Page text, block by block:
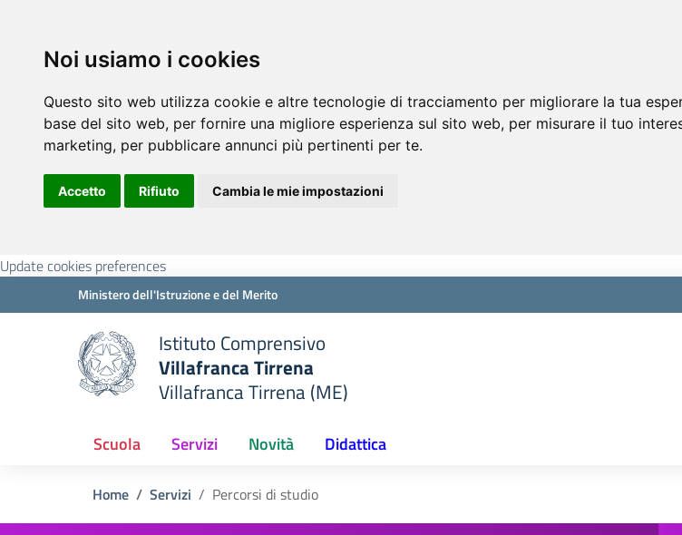
Noi usiamo i cookies
Questo sito web utilizza cookie e altre tecnologie di tracciamento per migliorare la tua
base del sito web, per fornire una migliore esperienza sul sito web, per misurare il tuo
marketing, per pubblicare annunci più pertinenti per te.
Accetto Rifiuto Cambia le mie impostazioni
Update cookies preferences
Ministero dell'Istruzione e del Merito
Istituto Comprensivo
Villafranca Tirrena
Villafranca Tirrena (ME)
Scuola Servizi Novità Didattica
Home Servizi Percorsi di studio